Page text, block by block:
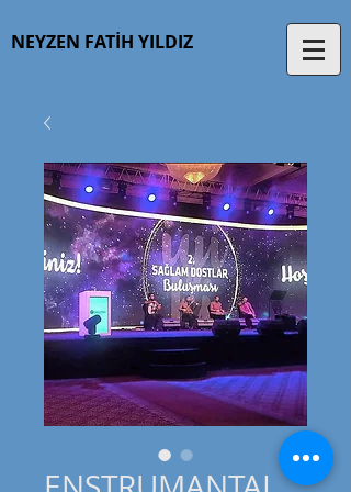
NEYZEN FATİH YILDIZ